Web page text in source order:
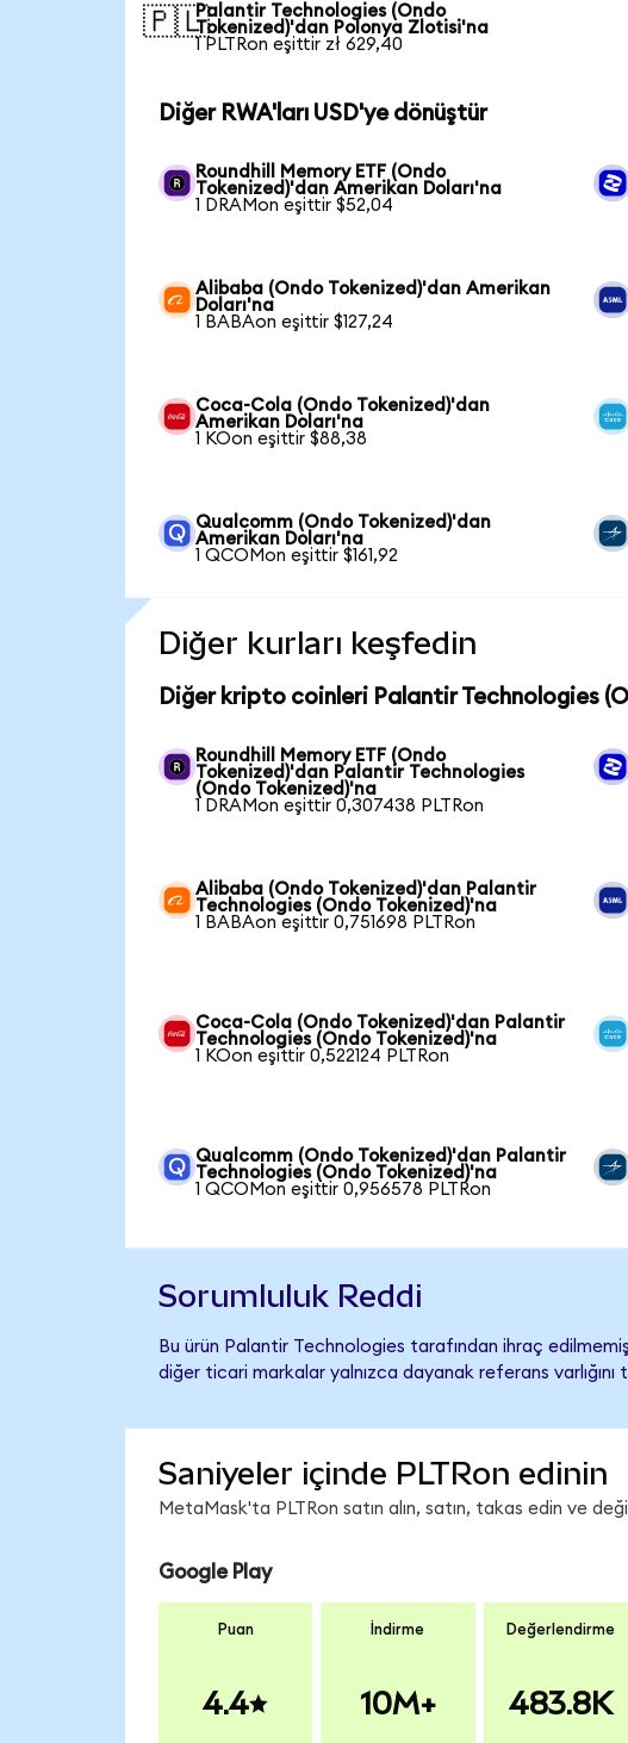
🇵🇱Palantir Technologies (Ondo
Tokenized)'dan Polonya Zlotisi'na
1 PLTRon eşittir zł 629,40
Diğer RWA'ları USD'ye dönüştür
Roundhill Memory ETF (Ondo
Tokenized)'dan Amerikan Doları'na
1 DRAMon eşittir $52,04
Alibaba (Ondo Tokenized)'dan Amerikan
Doları'na
1 BABAon eşittir $127,24
Coca-Cola (Ondo Tokenized)'dan
Amerikan Doları'na
1 KOon eşittir $88,38
Qualcomm (Ondo Tokenized)'dan
Amerikan Doları'na
1 QCOMon eşittir $161,92
Diğer kurları keşfedin
Diğer kripto coinleri Palantir Technologies
Roundhill Memory ETF (Ondo
Tokenized)'dan Palantir Technologies
(Ondo Tokenized)'na
1 DRAMon eşittir 0,307438 PLTRon
Alibaba (Ondo Tokenized)'dan Palantir
Technologies (Ondo Tokenized)'na
1 BABAon eşittir 0,751698 PLTRon
Coca-Cola (Ondo Tokenized)'dan Palantir
Technologies (Ondo Tokenized)'na
1 KOon eşittir 0,522124 PLTRon
Qualcomm (Ondo Tokenized)'dan Palantir
Technologies (Ondo Tokenized)'na
1 QCOMon eşittir 0,956578 PLTRon
Sorumluluk Reddi
Bu ürün Palantir Technologies tarafından ihraç
diğer ticari markalar yalnızca dayanak referans varlığını
Saniyeler içinde PLTRon edinin
MetaMask'ta PLTRon satın alın, satın, takas edin ve
Google Play
Puan
4.4
İndirme
10M+
Değerlendirme
483.8K